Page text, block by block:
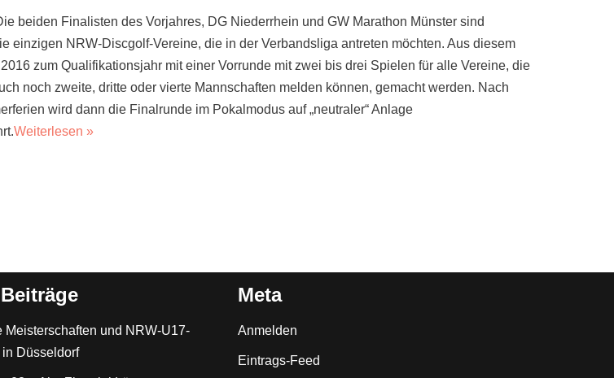
beiden Finalisten des Vorjahres, DG Niederrhein und GW Marathon Münster sind
einzigen NRW-Discgolf-Vereine, die in der Verbandsliga antreten möchten. Aus diesem
zum Qualifikationsjahr mit einer Vorrunde mit zwei bis drei Spielen für alle Vereine, die
noch zweite, dritte oder vierte Mannschaften melden können, gemacht werden. Nach
wird dann die Finalrunde im Pokalmodus auf „neutraler“ Anlage
Weiterlesen »
Meisterschaften und NRW-U17-
Düsseldorf
Meta
Anmelden
Eintrags-Feed